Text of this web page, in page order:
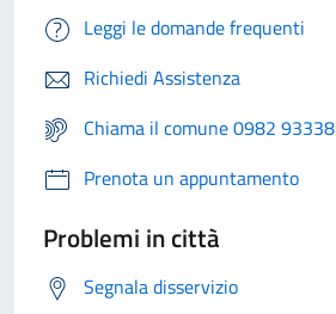
Leggi le domande frequenti
Richiedi Assistenza
Chiama il comune 0982 93338
Prenota un appuntamento
Problemi in città
Segnala disservizio